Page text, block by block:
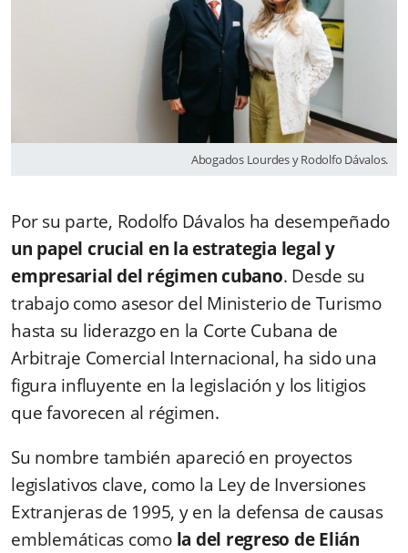
Abogados Lourdes y Rodolfo Dávalos.
Por su parte, Rodolfo Dávalos ha desempeñado
un papel crucial en la estrategia legal y
empresarial del régimen cubano. Desde su
trabajo como asesor del Ministerio de Turismo
hasta su liderazgo en la Corte Cubana de
Arbitraje Comercial Internacional, ha sido una
figura influyente en la legislación y los litigios
que favorecen al régimen.
Su nombre también apareció en proyectos
legislativos clave, como la Ley de Inversiones
Extranjeras de 1995, y en la defensa de causas
emblemáticas como la del regreso de Elián